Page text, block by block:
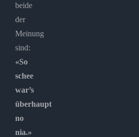
beide
der
Meinung
sind:
«So
schee
war’s
überhaupt
no
nia.»